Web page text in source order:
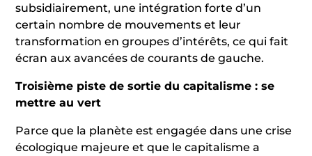
subsidiairement, une intégration forte d’un
certain nombre de mouvements et leur
transformation en groupes d’intérêts, ce qui fait
écran aux avancées de courants de gauche.
Troisième piste de sortie du capitalisme : se
mettre au vert
Parce que la planète est engagée dans une crise
écologique majeure et que le capitalisme a